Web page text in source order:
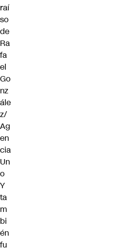
raí
so
de
Ra
fa
el
Go
nz
ále
z/
Ag
en
cia
Un
o
Y
ta
m
bi
én
fu